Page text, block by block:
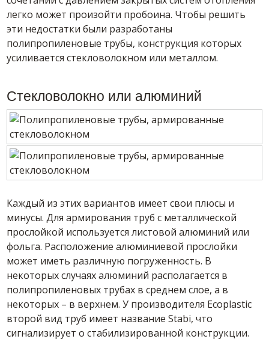
легко может произойти пробоина. Чтобы решить
эти недостатки были разработаны
полипропиленовые трубы, конструкция которых
усиливается стекловолокном или металлом.
Стекловолокно или алюминий
Каждый из этих вариантов имеет свои плюсы и
минусы. Для армирования труб с металлической
прослойкой используется листовой алюминий или
фольга. Расположение алюминиевой прослойки
может иметь различную погруженность. В
некоторых случаях алюминий располагается в
полипропиленовых трубах в среднем слое, а в
некоторых – в верхнем. У производителя Ecoplastic
второй вид труб имеет название Stabi, что
сигнализирует о стабилизированной конструкции.